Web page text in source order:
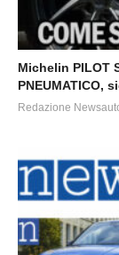
Michelin PILOT
PNEUMATICO,
Redazione